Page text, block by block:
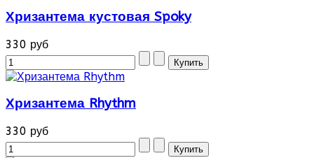
Хризантема кустовая Spoky
330 руб
Хризантема Rhythm
330 руб